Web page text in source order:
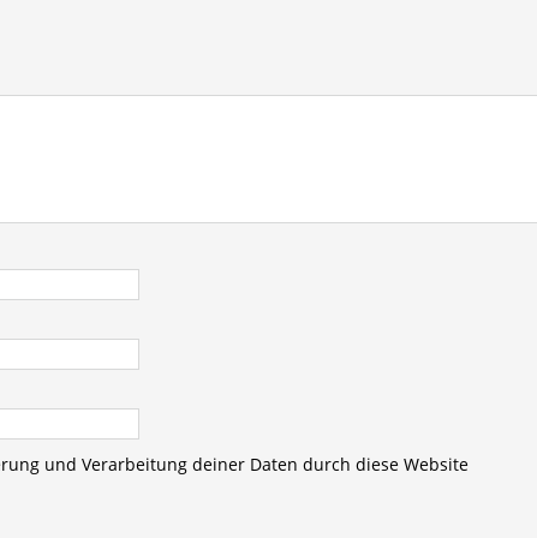
und Verarbeitung deiner Daten durch diese Website